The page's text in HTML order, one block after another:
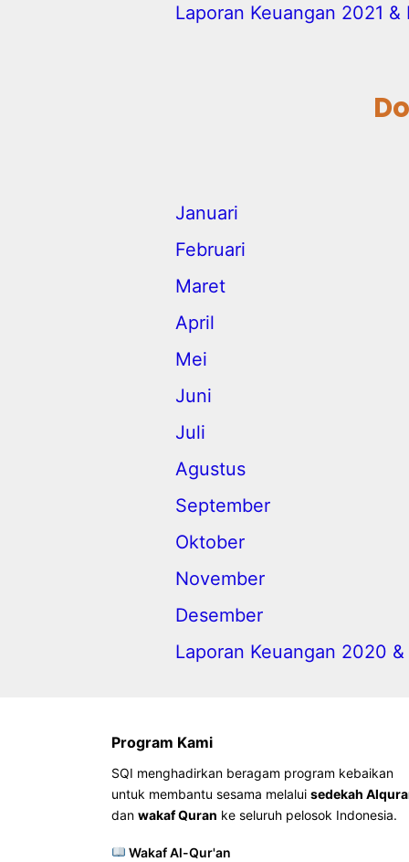
Laporan Keuangan 2021
Januari
Februari
Maret
April
Mei
Juni
Juli
Agustus
September
Oktober
November
Desember
Laporan Keuangan 2020
Program Kami
SQI menghadirkan beragam program kebaikan
untuk membantu sesama melalui sedekah
dan wakaf Quran ke seluruh pelosok Indonesia.
Wakaf Al-Qur'an